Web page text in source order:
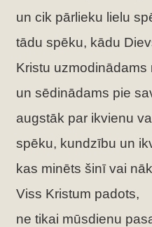
un cik pārlieku lielu
tādu spēku, kādu
Kristu uzmodinādams
un sēdinādams pie
augstāk par ikvienu
spēku, kundzību un
kas minēts šinī vai
Viss Kristum padots,
ne tikai mūsdienu